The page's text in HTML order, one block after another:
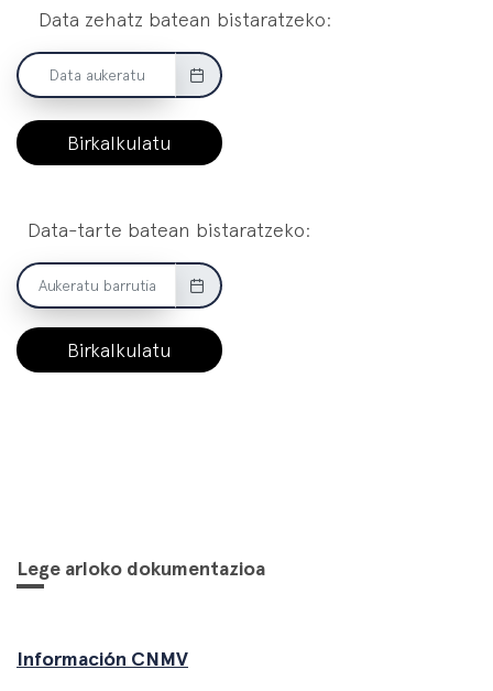
Data zehatz batean bistaratzeko:
Birkalkulatu
Data-tarte batean bistaratzeko:
Birkalkulatu
Lege arloko dokumentazioa
Información CNMV